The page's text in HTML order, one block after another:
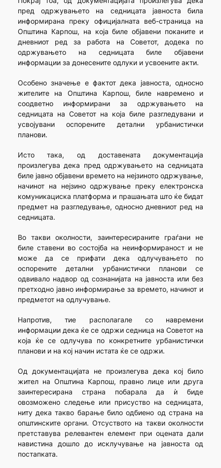
пред одржувањето на седницата јавноста била
информирана преку официјалната веб-страница на
Општина Карпош, на која биле објавени поканите и
дневниот ред за работа на Советот, додека по
одржувањето на седницата биле објавени
информации за донесените одлуки и усвоените акти.
Особено значење е фактот дека јавноста, односно
жителите на Општина Карпош, биле навремено и
соодветно информирани за одржувањето на
седницата на Советот на која биле разгледувани и
усвојувани оспорените детални урбанистички
планови.
Исто така, од доставената документација
произлегува дека пред одржувањето на седницата
биле јавно објавени времето на нејзиното одржување,
начинот на нејзино одржување преку електронска
комуникациска платформа и прашањата што ќе бидат
предмет на разгледување, односно дневниот ред на
седницата.
Во такви околности, заинтересираните граѓани не
биле ставени во состојба на неинформираност и не
може да се прифати дека одлучувањето по
оспорените детални урбанистички планови се
одвивало надвор од сознанијата на јавноста или без
претходно јавно информирање за времето, начинот и
предметот на одлучување.
Напротив, тие располагале со навремени
информации дека ќе се одржи седница на Советот на
која ќе се одлучува по конкретните урбанистички
планови и на кој начин истата ќе се одржи.
Од документацијата не произлегува дека кој било
жител на Општина Карпош, правно лице или друга
заинтересирана страна побарала да ѝ биде
овозможено следење или присуство на седницата,
ниту дека такво барање било одбиено од страна на
општинските органи. Отсуството на такви околности
претставува релевантен елемент при оцената дали
навистина дошло до исклучување на јавноста од
постапката.